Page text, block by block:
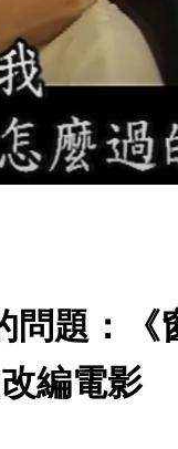
問題：《
編電影